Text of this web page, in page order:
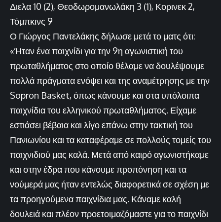
Διελα 10 (2), Θεοδωρομανωλάκη 3 (1), Κορινεκ 2,
Τόμπκινς 9
Ο Γιώργος Παντελάκης δήλωσε μετά το ματς ότι:
«Ήταν ένα παιχνίδι για την 9η αγωνιστική του
πρωταθλήματος στο οποίο θέλαμε να δουλέψουμε
πολλά πράγματα ενόψει και της αναμέτρησης με την
Sopron Basket, όπως κάνουμε και στα υπόλοιπα
παιχνίδια του ελληνικού πρωταθλήματος. Είχαμε
εστιάσει βέβαια και λίγο επάνω στην τακτική του
Πανιωνίου και τα καταφέραμε σε πολλούς τομείς του
παιχνιδιού μας καλά. Μετά από καιρό αγωνιστήκαμε
και στην έδρα που κάνουμε προπόνηση και τα
νούμερά μας ήταν εντελώς διαφορετικά σε σχέση με
τα προηγούμενα παιχνίδια μας. Κάναμε καλή
δουλειά και πλέον προετοιμαζόμαστε για το παιχνίδι